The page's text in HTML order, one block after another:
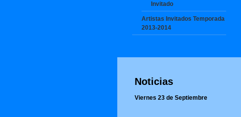
Invitado
Artistas Invitados Temporada
2013-2014
Noticias
Viernes 23 de Septiembre